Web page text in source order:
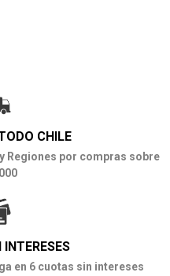
CHILE
Regiones por compras sobre
en 6 cuotas sin intereses